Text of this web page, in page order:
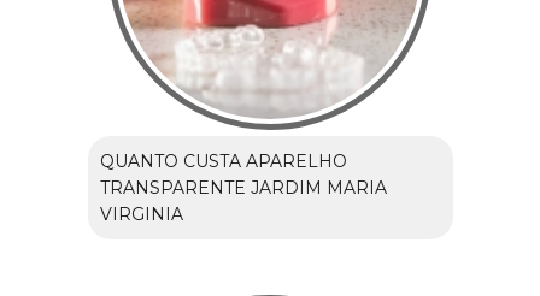
QUANTO CUSTA APARELHO
TRANSPARENTE JARDIM MARIA
VIRGINIA